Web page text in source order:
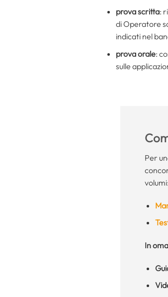
prova scritta:
di Operatore
indicati nel
prova orale:
sulle
Per
volumi:
In